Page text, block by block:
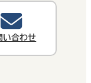
い合わせ